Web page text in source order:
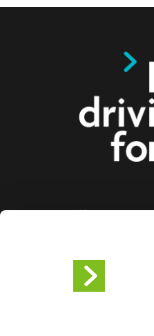
Nous
aux
bout
facilement
ont besoin,